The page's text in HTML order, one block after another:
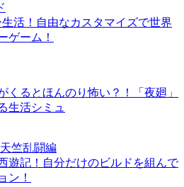
活！自由なカスタマイズで世界
ゲーム！
くるとほんのり怖い？！「夜廻」
生活シミュ
竺乱闘編
遊記！自分だけのビルドを組んで
ン！